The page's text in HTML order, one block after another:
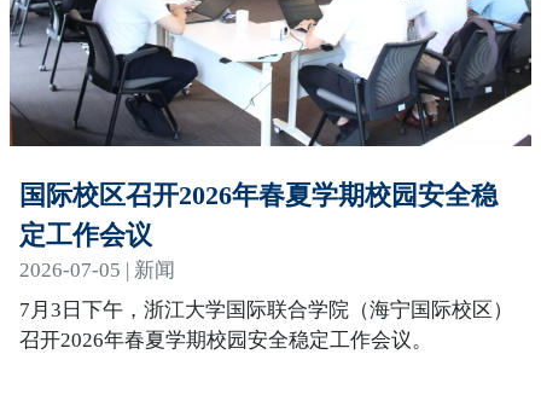
国际校区召开2026年春夏学期校园安全稳
定工作会议
2026-07-05 | 新闻
7月3日下午，浙江大学国际联合学院（海宁国际校区）
召开2026年春夏学期校园安全稳定工作会议。